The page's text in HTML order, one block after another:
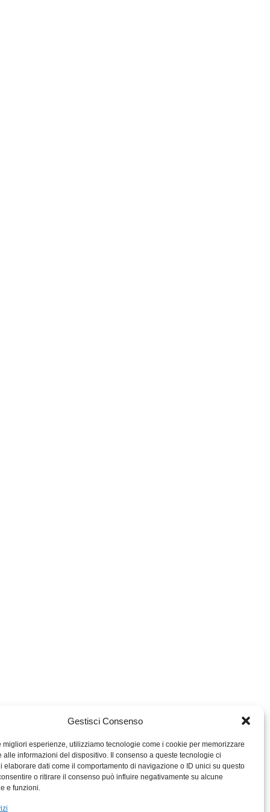
Gestisci Consenso
migliori esperienze, utilizziamo tecnologie come i cookie per memorizzare
alle informazioni del dispositivo. Il consenso a queste tecnologie ci
elaborare dati come il comportamento di navigazione o ID unici su questo
o ritirare il consenso può influire negativamente su alcune
e funzioni.
MIGROS TICINO